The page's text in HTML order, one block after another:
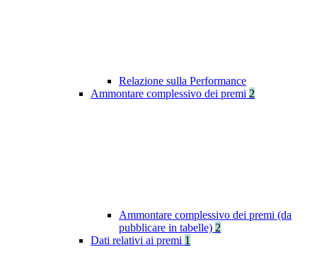
Relazione sulla Performance
Ammontare complessivo dei premi 2
Ammontare complessivo dei premi (da
pubblicare in tabelle) 2
Dati relativi ai premi 1